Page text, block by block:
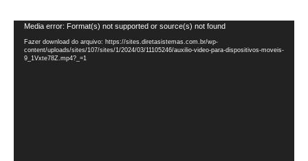
Tocador
de
vídeo
Media error: Format(s) not supported or source(s) not found
Fazer download do arquivo: https://sites.diretasistemas.com.br/wp-
content/uploads/sites/107/sites/1/2024/03/11105246/auxilio-video-para-dispositivos-moveis-
9_1Vxte78Z.mp4?_=1